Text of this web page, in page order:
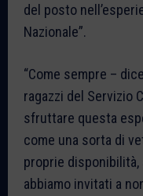
del posto
Nazionale”.
“Come sempre –
ragazzi del Servizio
sfruttare questa
come una sorta di
proprie
abbiamo invitati a